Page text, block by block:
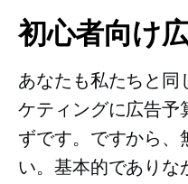
初心者向け
あなたも私たちと同
ケティングに広告予
ずです。ですから、
い。基本的でありな